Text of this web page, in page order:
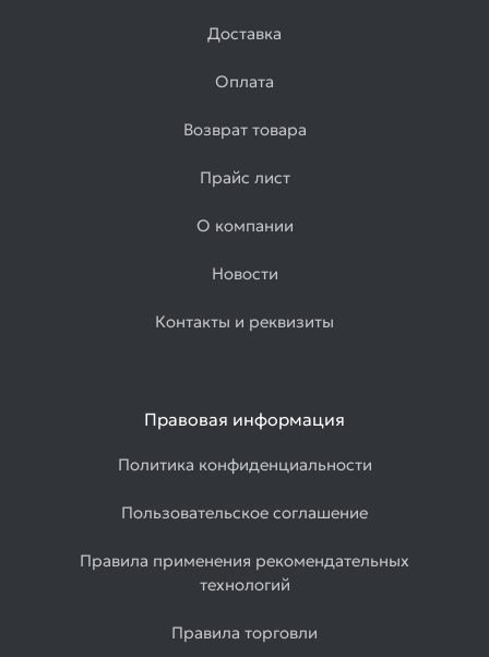
Доставка
Оплата
Возврат товара
Прайс лист
О компании
Новости
Контакты и реквизиты
Правовая информация
Политика конфиденциальности
Пользовательское соглашение
Правила применения рекомендательных
технологий
Правила торговли